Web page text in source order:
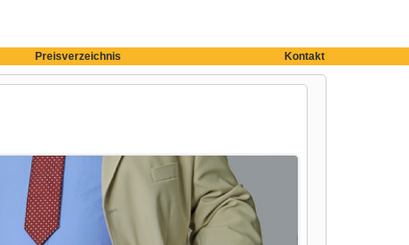
Preisverzeichnis Kontakt